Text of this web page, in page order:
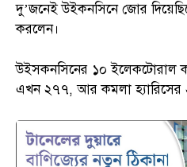
দু’জনেই উইকনসিনে জোর
করলেন।
উইসকনসিনের ১০ ইলেকটোরাল
এখন ২৭৭, আর কমলা হ্যারিসের